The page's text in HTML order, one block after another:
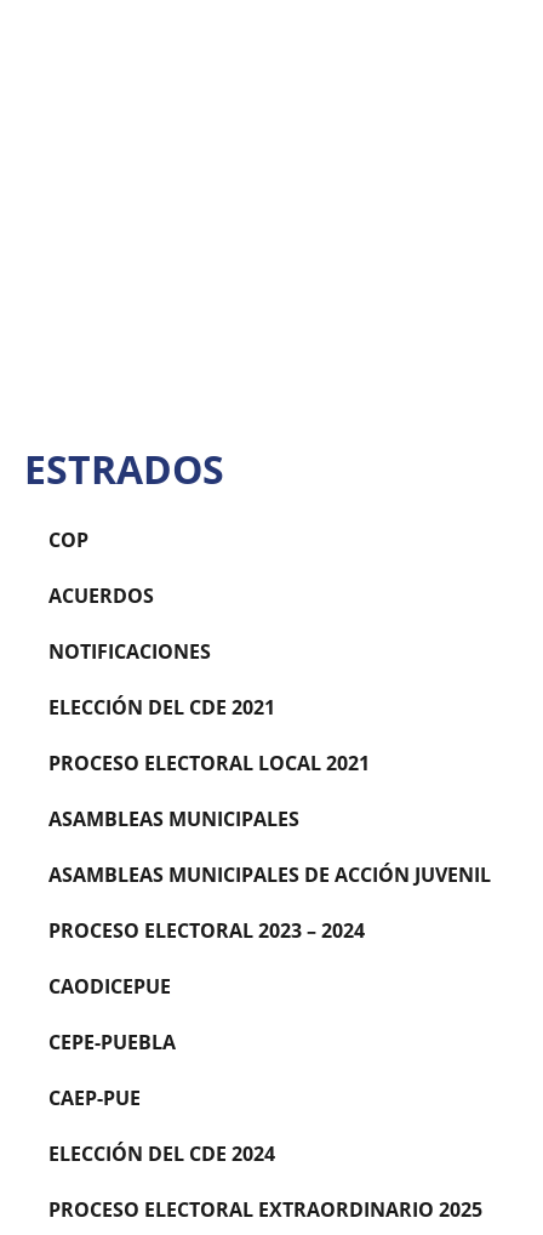
ESTRADOS
COP
ACUERDOS
NOTIFICACIONES
ELECCIÓN DEL CDE 2021
PROCESO ELECTORAL LOCAL 2021
ASAMBLEAS MUNICIPALES
ASAMBLEAS MUNICIPALES DE ACCIÓN JUVENIL
PROCESO ELECTORAL 2023 – 2024
CAODICEPUE
CEPE-PUEBLA
CAEP-PUE
ELECCIÓN DEL CDE 2024
PROCESO ELECTORAL EXTRAORDINARIO 2025